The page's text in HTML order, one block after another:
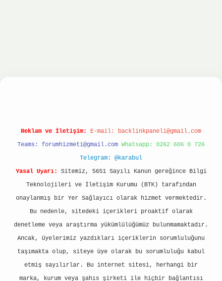
Reklam ve İletişim: E-mail: backlinkpaneli@gmail.com
Teams: forumhizmeti@gmail.com Whatsapp: 0262 606 0 726
Telegram: @karabul
Yasal Uyarı:
Sitemiz, 5651 Sayılı Kanun gereğince Bilgi
Teknolojileri ve İletişim Kurumu (BTK) tarafından
onaylanmış bir Yer Sağlayıcı olarak hizmet vermektedir.
Bu nedenle, sitedeki içerikleri proaktif olarak
denetleme veya araştırma yükümlülüğümüz bulunmamaktadır.
Ancak, üyelerimiz yazdıkları içeriklerin sorumluluğunu
taşımakta olup, siteye üye olarak bu sorumluluğu kabul
etmiş sayılırlar. Bu internet sitesi, herhangi bir
marka, kurum veya şahıs şirketi ile hiçbir bağlantısı